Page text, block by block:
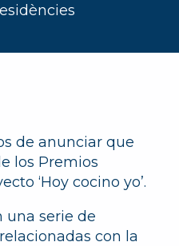
de anunciar que
los Premios
‘Hoy cocino yo’.
una serie de
con la